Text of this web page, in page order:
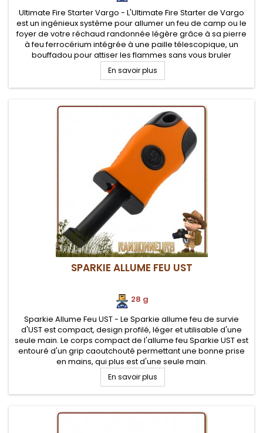
Ultimate Fire Starter Vargo - L'Ultimate Fire Starter de Vargo
est un ingénieux système pour allumer un feu de camp ou le
foyer de votre réchaud randonnée légère grâce à sa pierre
à feu ferrocérium intégrée à une paille télescopique, un
bouffadou pour attiser les flammes sans vous bruler
En savoir plus
SPARKIE ALLUME FEU UST
28 g
Sparkie Allume Feu UST - Le Sparkie allume feu de survie
d'UST est compact, design profilé, léger et utilisable d'une
seule main. Le corps compact de l'allume feu Sparkie UST est
entouré d'un grip caoutchouté permettant une bonne prise
en mains, qui plus est d'une seule main.
En savoir plus